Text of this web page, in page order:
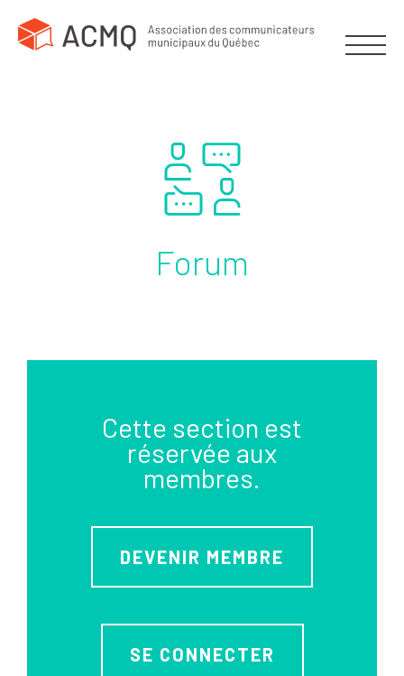
Forum
Cette section est
réservée aux
membres.
DEVENIR MEMBRE
SE CONNECTER